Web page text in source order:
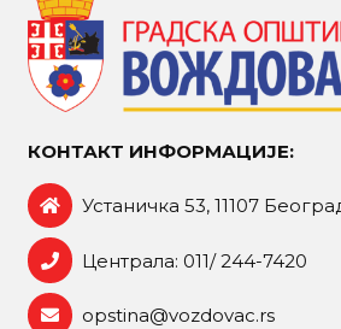
КОНТАКТ ИНФОРМАЦИЈЕ:
Устаничка 53, 11107
Централа: 011/ 244-7420
opstina@vozdovac.rs